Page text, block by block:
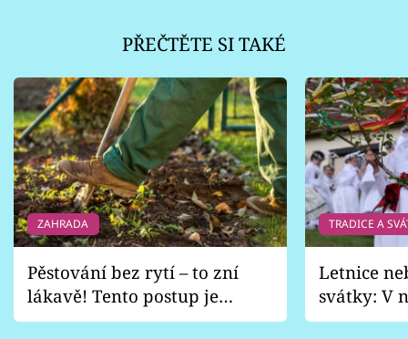
PŘEČTĚTE SI TAKÉ
ZAHRADA
Pěstování bez rytí – to zní
lákavě! Tento postup je
vhodný jen pro některé
TRADICE A
Letnice
svátky: V
pondělí